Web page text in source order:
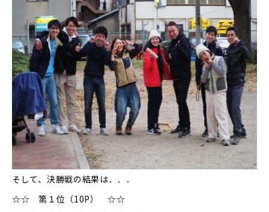
そして、決勝戦の結果は．．．
☆☆ 第１位（10P） ☆☆